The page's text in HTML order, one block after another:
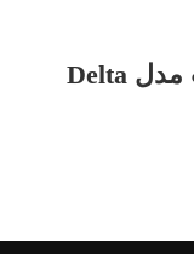
بشقاب سفری سی تو سامیت مدل Delta